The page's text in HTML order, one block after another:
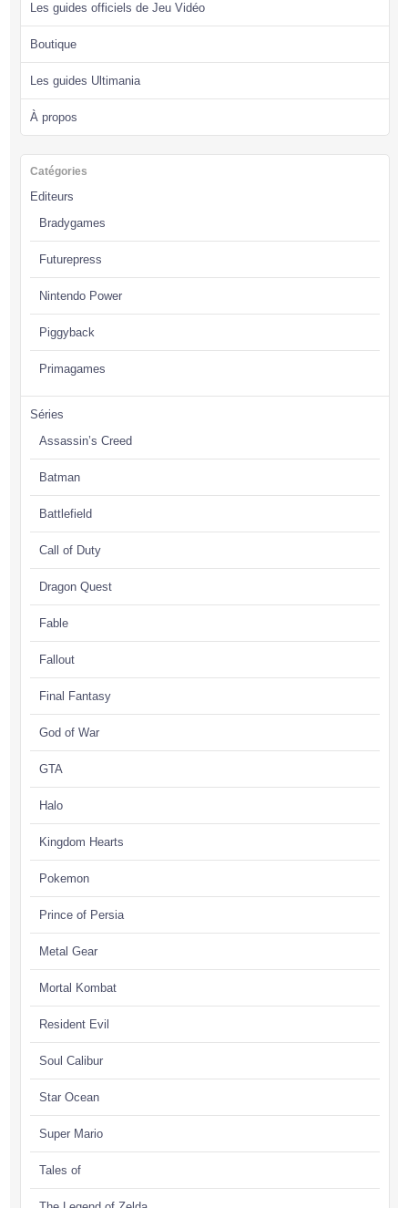
Les guides officiels de Jeu Vidéo
Boutique
Les guides Ultimania
À propos
Catégories
Editeurs
Bradygames
Futurepress
Nintendo Power
Piggyback
Primagames
Séries
Assassin’s Creed
Batman
Battlefield
Call of Duty
Dragon Quest
Fable
Fallout
Final Fantasy
God of War
GTA
Halo
Kingdom Hearts
Pokemon
Prince of Persia
Metal Gear
Mortal Kombat
Resident Evil
Soul Calibur
Star Ocean
Super Mario
Tales of